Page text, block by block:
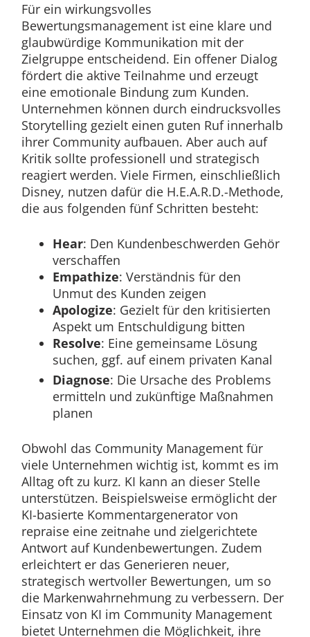
Für ein wirkungsvolles
Bewertungsmanagement ist eine klare und
glaubwürdige Kommunikation mit der
Zielgruppe entscheidend. Ein offener Dialog
fördert die aktive Teilnahme und erzeugt
eine emotionale Bindung zum Kunden.
Unternehmen können durch eindrucksvolles
Storytelling gezielt einen guten Ruf innerhalb
ihrer Community aufbauen. Aber auch auf
Kritik sollte professionell und strategisch
reagiert werden. Viele Firmen, einschließlich
Disney, nutzen dafür die H.E.A.R.D.-Methode,
die aus folgenden fünf Schritten besteht:
Hear: Den Kundenbeschwerden Gehör
verschaffen
Empathize: Verständnis für den
Unmut des Kunden zeigen
Apologize: Gezielt für den kritisierten
Aspekt um Entschuldigung bitten
Resolve: Eine gemeinsame Lösung
suchen, ggf. auf einem privaten Kanal
Diagnose: Die Ursache des Problems
ermitteln und zukünftige Maßnahmen
planen
Obwohl das Community Management für
viele Unternehmen wichtig ist, kommt es im
Alltag oft zu kurz. KI kann an dieser Stelle
unterstützen. Beispielsweise ermöglicht der
KI-basierte Kommentargenerator von
repraise eine zeitnahe und zielgerichtete
Antwort auf Kundenbewertungen. Zudem
erleichtert er das Generieren neuer,
strategisch wertvoller Bewertungen, um so
die Markenwahrnehmung zu verbessern. Der
Einsatz von KI im Community Management
bietet Unternehmen die Möglichkeit, ihre